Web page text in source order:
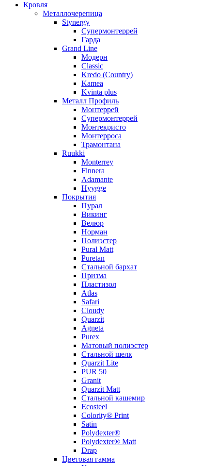
Кровля
Металлочерепица
Stynergy
Супермонтеррей
Гарда
Grand Line
Модерн
Classic
Kredo (Country)
Kamea
Kvinta plus
Металл Профиль
Монтеррей
Супермонтеррей
Монтекристо
Монтерроса
Трамонтана
Ruukki
Monterrey
Finnera
Adamante
Hyygge
Покрытия
Пурал
Викинг
Велюр
Норман
Полиэстер
Pural Matt
Puretan
Стальной бархат
Призма
Пластизол
Atlas
Safari
Cloudy
Quarzit
Agneta
Purex
Матовый полиэстер
Стальной шелк
Quarzit Lite
PUR 50
Granit
Quarzit Matt
Стальной кашемир
Ecosteel
Colority® Print
Satin
Polydexter®
Polydexter® Matt
Drap
Цветовая гамма